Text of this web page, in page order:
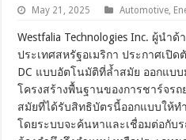
May 21, 2025 Automotive,
Westfalia Technologies Inc. ผู้นำ
ประเทศสหรัฐอเมริกา ประกาศเปิ
DC แบบอัตโนมัติที่ล้ำสมัย ออกแบบ
โครงสร้างพื้นฐานของการชาร์จร
สมัยที่ได้รับสิทธิบัตรนี้ออกแบบให้ท
โดยระบบจะค้นหาและเชื่อมต่อกับ